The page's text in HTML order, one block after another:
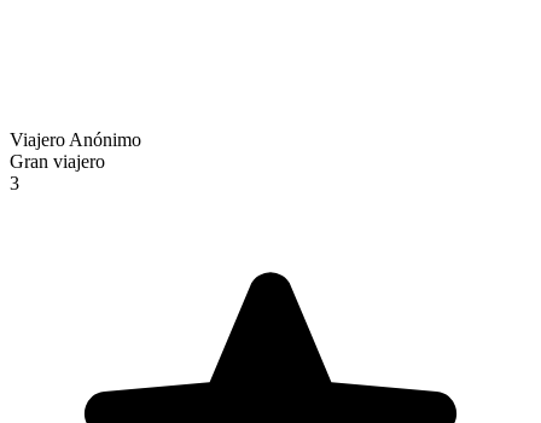
Viajero Anónimo
Gran viajero
3